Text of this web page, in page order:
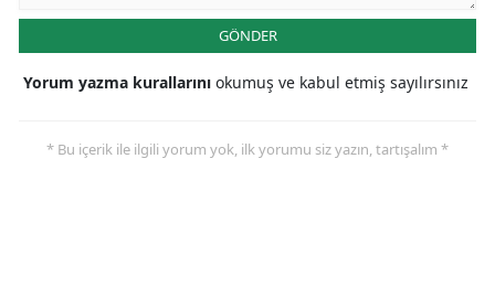
GÖNDER
Yorum yazma kurallarını okumuş ve kabul etmiş sayılırsınız
* Bu içerik ile ilgili yorum yok, ilk yorumu siz yazın, tartışalım *